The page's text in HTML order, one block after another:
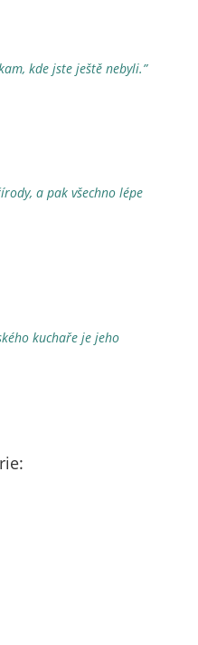
kde jste ještě nebyli.”
a pak všechno lépe
kuchaře je jeho